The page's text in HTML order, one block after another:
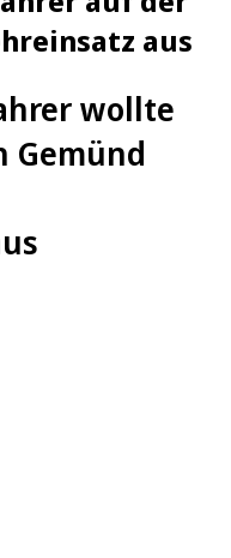
aus
wollte
Gemünd